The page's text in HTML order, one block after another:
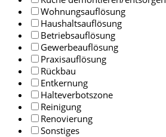
Wohnungsauflösung
Haushaltsauflösung
Betriebsauflösung
Gewerbeauflösung
Praxisauflösung
Rückbau
Entkernung
Halteverbotszone
Reinigung
Renovierung
Sonstiges